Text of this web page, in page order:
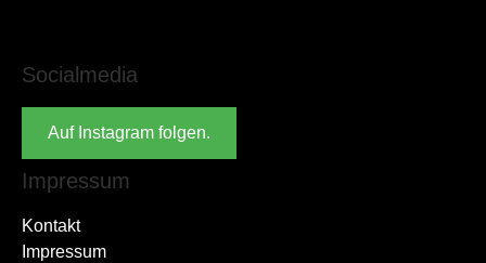
Socialmedia
Auf Instagram folgen.
Impressum
Kontakt
Impressum